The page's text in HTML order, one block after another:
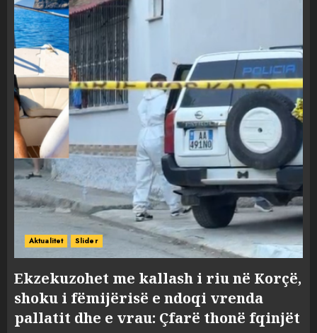
Aktualitet Slider
Ekzekuzohet me kallash i riu në Korçë,
shoku i fëmijërisë e ndoqi vrenda
pallatit dhe e vrau: Çfarë thonë fqinjët